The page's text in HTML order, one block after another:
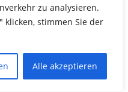
zu analysieren.
klicken, stimmen Sie der
Alle akzeptieren
neu entfacht: Eine
& Blade II:
Ruinen – Die
einer zukünftigen Welt
Durch wilde